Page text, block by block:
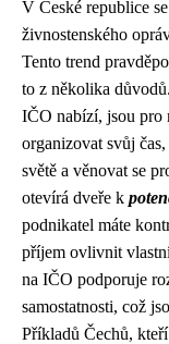
V České republice
živnostenského
Tento trend
to z několika důvodů.
IČO nabízí, jsou pro
organizovat svůj
světě a věnovat se
otevírá dveře k
podnikatel máte
příjem ovlivnit
na IČO podporuje
samostatnosti, což
Příkladů Čechů,